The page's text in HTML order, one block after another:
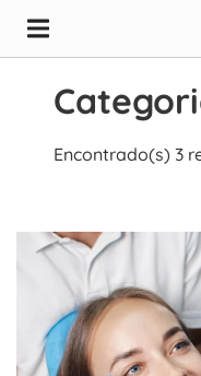
Encontrado(s) 3